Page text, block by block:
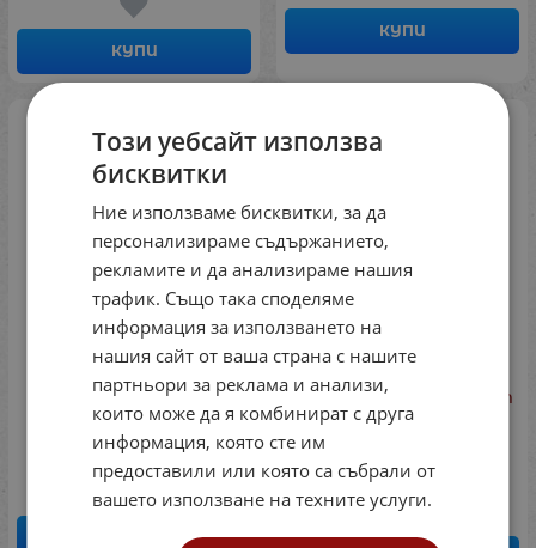
КУПИ
КУПИ
Математика
Код: 7222NM106
306.78
€
Маргаритка, комплект
от 6 броя
85.90
€
Този уебсайт използва
бисквитки
Ние използваме бисквитки, за да
персонализираме съдържанието,
рекламите и да анализираме нашия
трафик. Също така споделяме
информация за използването на
нашия сайт от ваша страна с нашите
партньори за реклама и анализи,
които може да я комбинират с друга
информация, която сте им
предоставили или която са събрали от
вашето използване на техните услуги.